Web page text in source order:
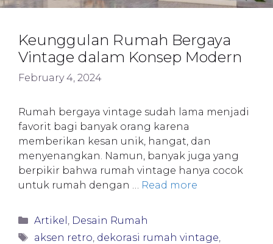
Keunggulan Rumah Bergaya
Vintage dalam Konsep Modern
February 4, 2024
Rumah bergaya vintage sudah lama menjadi
favorit bagi banyak orang karena
memberikan kesan unik, hangat, dan
menyenangkan. Namun, banyak juga yang
berpikir bahwa rumah vintage hanya cocok
untuk rumah dengan …
Read more
Categories
Artikel
Desain Rumah
Tags
aksen retro dekorasi rumah vintage